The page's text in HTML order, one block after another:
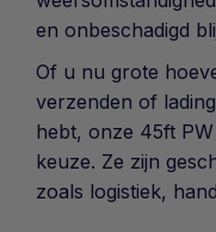
en onbeschadigd
Of u nu grote
verzenden of
hebt, onze 45ft
keuze. Ze zijn
zoals logistiek,